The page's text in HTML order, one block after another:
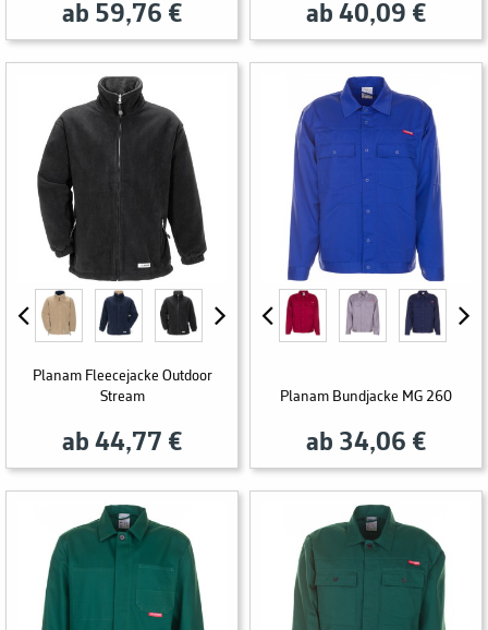
ab 59,76 € ab 40,09 €
Planam Fleecejacke Outdoor
Stream
ab 44,77 €
Planam Bundjacke MG 260
ab 34,06 €